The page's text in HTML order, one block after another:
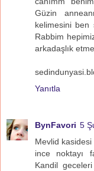
Güzin
kelimesini ben
Rabbim
arkadaşlık
Yanıtla
BynFavori 5
Mevlid
ince noktayı
Kandil